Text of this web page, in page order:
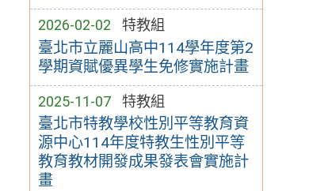
2026-02-02 特教組
臺北市立麗山高中114學年度第2
學期資賦優異學生免修實施計畫
2025-11-07 特教組
臺北市特教學校性別平等教育資
源中心114年度特教生性別平等
教育教材開發成果發表會實施計
畫